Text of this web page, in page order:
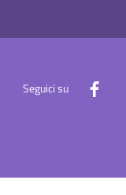
Seguici su